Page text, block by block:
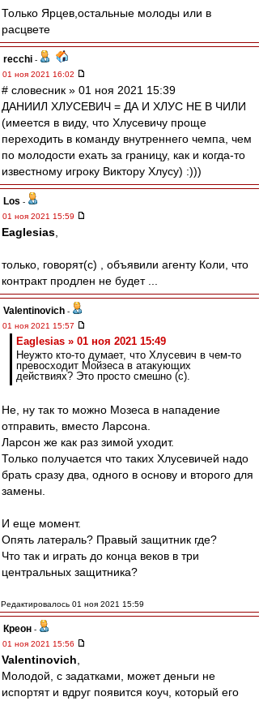
Только Ярцев,остальные молоды или в
расцвете
recchi -
01 ноя 2021 16:02
# словесник » 01 ноя 2021 15:39
ДАНИИЛ ХЛУСЕВИЧ = ДА И ХЛУС НЕ В ЧИЛИ
(имеется в виду, что Хлусевичу проще
переходить в команду внутреннего чемпа, чем
по молодости ехать за границу, как и когда-то
известному игроку Виктору Хлусу) :)))
Los -
01 ноя 2021 15:59
Eaglesias
только, говорят(с) , объявили агенту Коли, что
контракт продлен не будет ...
Valentinovich -
01 ноя 2021 15:57
Eaglesias » 01 ноя 2021 15:49
Неужто кто-то думает, что Хлусевич в чем-то
превосходит Мойзеса в атакующих
действиях? Это просто смешно (с).
Не, ну так то можно Мозеса в нападение
отправить, вместо Ларсона.
Ларсон же как раз зимой уходит.
Только получается что таких Хлусевичей надо
брать сразу два, одного в основу и второго для
замены.
И еще момент.
Опять латераль? Правый защитник где?
Что так и играть до конца веков в три
центральных защитника?
Редактировалось 01 ноя 2021 15:59
Креон -
01 ноя 2021 15:56
Valentinovich
Молодой, с задатками, может деньги не
испортят и вдруг появится коуч, который его